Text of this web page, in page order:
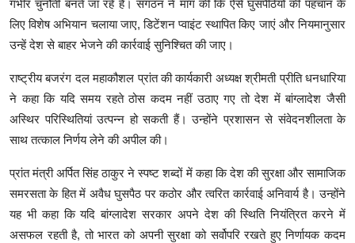
गंभीर चुनौती बनते जा रहे हैं। संगठन ने मांग की कि ऐसे घुसपैठियों की पहचान के
लिए विशेष अभियान चलाया जाए, डिटेंशन प्वाइंट स्थापित किए जाएं और नियमानुसार
उन्हें देश से बाहर भेजने की कार्रवाई सुनिश्चित की जाए।
राष्ट्रीय बजरंग दल महाकौशल प्रांत की कार्यकारी अध्यक्ष श्रीमती प्रीति धनधारिया
ने कहा कि यदि समय रहते ठोस कदम नहीं उठाए गए तो देश में बांग्लादेश जैसी
अस्थिर परिस्थितियां उत्पन्न हो सकती हैं। उन्होंने प्रशासन से संवेदनशीलता के
साथ तत्काल निर्णय लेने की अपील की।
प्रांत मंत्री अर्पित सिंह ठाकुर ने स्पष्ट शब्दों में कहा कि देश की सुरक्षा और सामाजिक
समरसता के हित में अवैध घुसपैठ पर कठोर और त्वरित कार्रवाई अनिवार्य है। उन्होंने
यह भी कहा कि यदि बांग्लादेश सरकार अपने देश की स्थिति नियंत्रित करने में
असफल रहती है, तो भारत को अपनी सुरक्षा को सर्वोपरि रखते हुए निर्णायक कदम